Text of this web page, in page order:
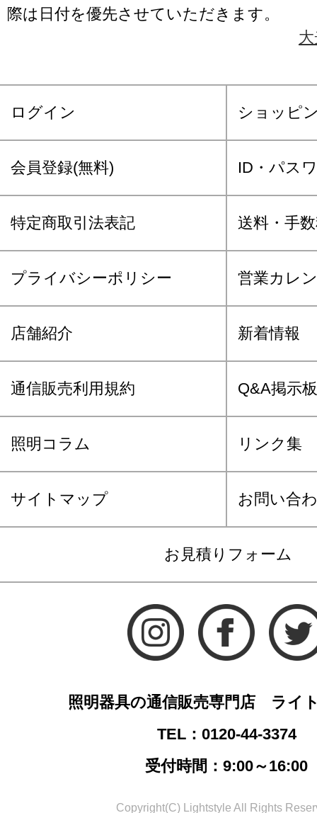
際は日付を優先させていただきます。
ログイン ショッピ
会員登録(無料) ID・パス
特定商取引法表記 送料・手
プライバシーポリシー 営業カレ
店舗紹介 新着情報
通信販売利用規約 Q&A掲示板
照明コラム リンク集
サイトマップ お問い合
お見積りフォーム
照明器具の通信販売専門店 ライ
TEL：0120-44-3374
受付時間：9:00～16:00
Copyright(C) Lightstyle All Rights